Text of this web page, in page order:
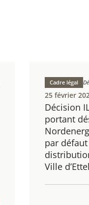
Décision
portant
par
Ville
Cadre légal
25 février